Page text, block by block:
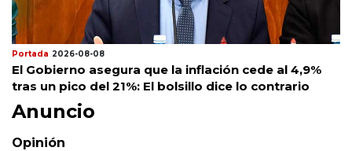
Portada 2026-08-08
El Gobierno asegura que la inflación cede al 4,9%
tras un pico del 21%: El bolsillo dice lo contrario
Anuncio
Opinión